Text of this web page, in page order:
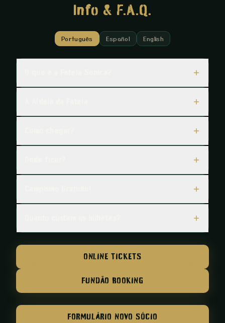
Info & F.A.Q.
Português Español English
ONLINE TICKETS
FUNDÃO BOOKING
FORMULÁRIO NOVO SÓCIO